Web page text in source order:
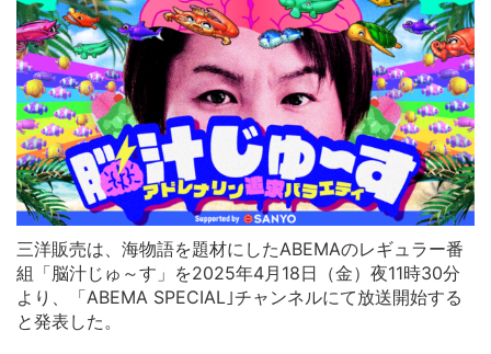
三洋販売は、海物語を題材にしたABEMAのレギュラー番
組「脳汁じゅ～す」を2025年4月18日（金）夜11時30分
より、「ABEMA SPECIAL｣チャンネルにて放送開始する
と発表した。